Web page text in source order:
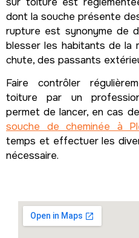
dont la souche présente
rupture est synonyme de
blesser les habitants de la
chute, des passants
Faire contrôler
toiture par un
permet de lancer, en cas
souche de cheminée à
temps et effectuer les
nécessaire.